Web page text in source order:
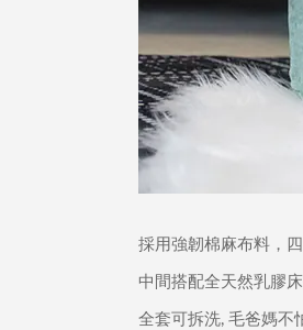
採用強韌棉麻布料，
中間搭配全天然乳膠
全套可拆洗, 毛爸媽不